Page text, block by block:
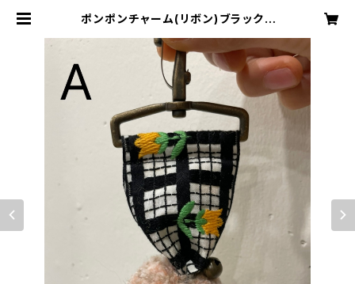
ポンポンチャーム(リボン)ブラック |